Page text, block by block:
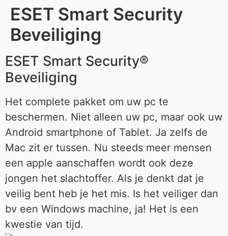
ESET Smart Security
Beveiliging
ESET Smart Security®
Beveiliging
Het complete pakket om uw pc te
beschermen. Niet alleen uw pc, maar ook uw
Android smartphone of Tablet. Ja zelfs de
Mac zit er tussen. Nu steeds meer mensen
een apple aanschaffen wordt ook deze
jongen het slachtoffer. Als je denkt dat je
veilig bent heb je het mis. Is het veiliger dan
bv een Windows machine, ja! Het is een
kwestie van tijd.